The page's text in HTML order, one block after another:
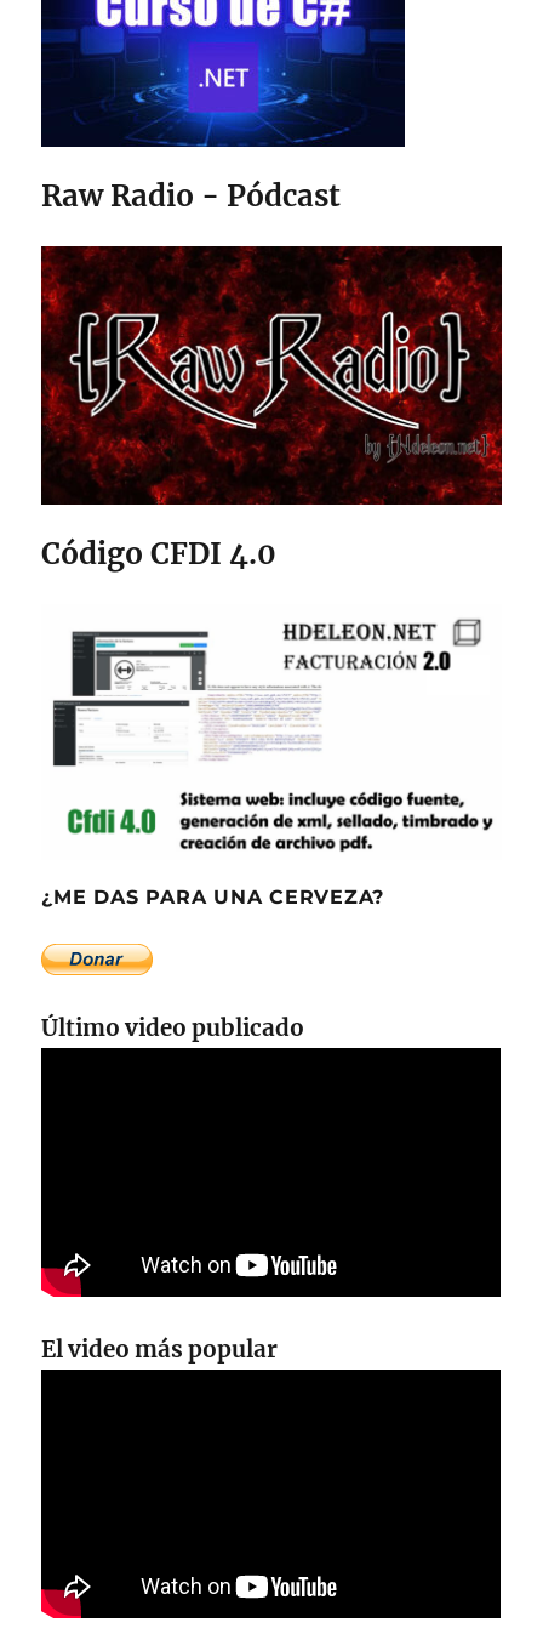
Raw Radio - Pódcast
Código CFDI 4.0
¿ME DAS PARA UNA CERVEZA?
Último video publicado
El video más popular